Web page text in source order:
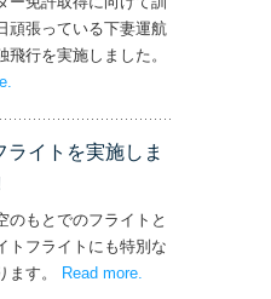
頑張っている下妻運航
飛行を実施しました。
– ‘単独飛行を実施しました！’
.
ライトを実施しま
のもとでのフライトと
トフライトにも特別な
ます。
Read more